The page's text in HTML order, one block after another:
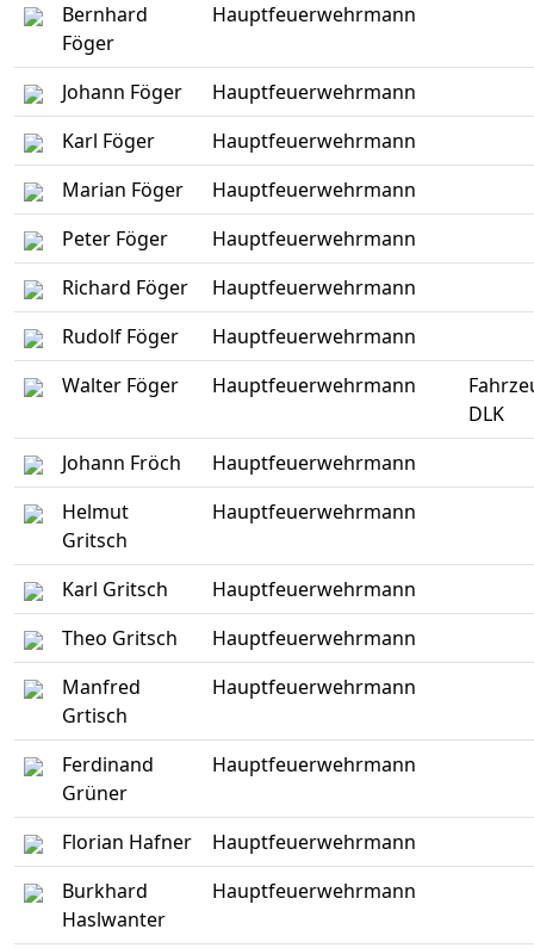
Bernhard
Föger
Hauptfeuerwehrmann
Johann Föger
Hauptfeuerwehrmann
Karl Föger
Hauptfeuerwehrmann
Marian Föger
Hauptfeuerwehrmann
Peter Föger
Hauptfeuerwehrmann
Richard Föger
Hauptfeuerwehrmann
Rudolf Föger
Hauptfeuerwehrmann
Walter Föger
Hauptfeuerwehrmann
DLK
Johann Fröch
Hauptfeuerwehrmann
Helmut
Gritsch
Hauptfeuerwehrmann
Karl Gritsch
Hauptfeuerwehrmann
Theo Gritsch
Hauptfeuerwehrmann
Manfred
Grtisch
Hauptfeuerwehrmann
Ferdinand
Grüner
Hauptfeuerwehrmann
Florian Hafner
Hauptfeuerwehrmann
Burkhard
Haslwanter
Hauptfeuerwehrmann